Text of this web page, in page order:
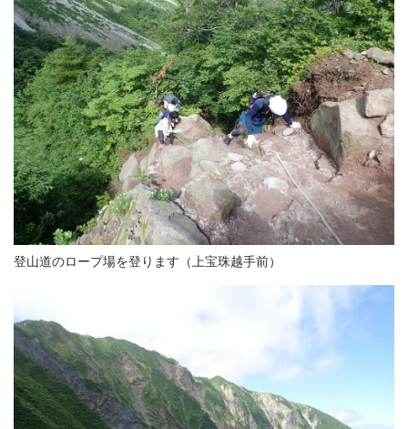
登山道のロープ場を登ります（上宝珠越手前）